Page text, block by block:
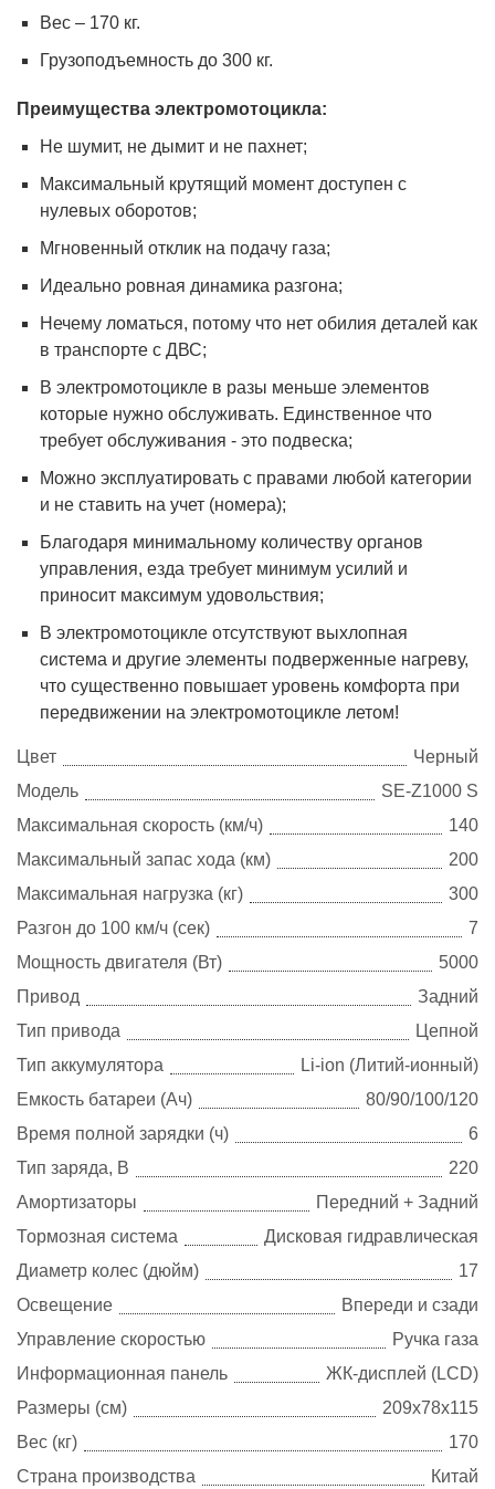
Вес – 170 кг.
Грузоподъемность до 300 кг.
Преимущества электромотоцикла:
Не шумит, не дымит и не пахнет;
Максимальный крутящий момент доступен с
нулевых оборотов;
Мгновенный отклик на подачу газа;
Идеально ровная динамика разгона;
Нечему ломаться, потому что нет обилия деталей как
в транспорте с ДВС;
В электромотоцикле в разы меньше элементов
которые нужно обслуживать. Единственное что
требует обслуживания - это подвеска;
Можно эксплуатировать с правами любой категории
и не ставить на учет (номера);
Благодаря минимальному количеству органов
управления, езда требует минимум усилий и
приносит максимум удовольствия;
В электромотоцикле отсутствуют выхлопная
система и другие элементы подверженные нагреву,
что существенно повышает уровень комфорта при
передвижении на электромотоцикле летом!
Цвет
Черный
Модель
SE-Z1000 S
Максимальная скорость (км/ч)
140
Максимальный запас хода (км)
200
Максимальная нагрузка (кг)
300
Разгон до 100 км/ч (сек)
7
Мощность двигателя (Вт)
5000
Привод
Задний
Тип привода
Цепной
Тип аккумулятора
Li-ion (Литий-ионный)
Емкость батареи (Ач)
80/90/100/120
Время полной зарядки (ч)
6
Тип заряда, В
220
Амортизаторы
Передний + Задний
Тормозная система
Дисковая гидравлическая
Диаметр колес (дюйм)
17
Освещение
Впереди и сзади
Управление скоростью
Ручка газа
Информационная панель
ЖК-дисплей (LCD)
Размеры (см)
209х78х115
Вес (кг)
170
Страна производства
Китай